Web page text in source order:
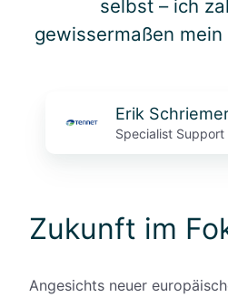
selbst – ich
gewissermaßen mein
Erik
Specialist Support
Zukunft im
Angesichts neuer